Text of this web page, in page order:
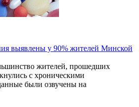
выявлены у 90% жителей Минской
жителей, прошедших
с хроническими
были озвучены на